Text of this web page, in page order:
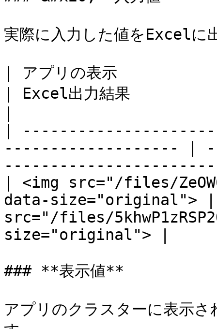
実際に入力した値をExcelに
| アプリの表示
| Excel出力結果
|
------------------- |
| <img src="/files/
data-size="original"> |
src="/files/
size="original"> |
### **表示値**
アプリのクラスターに表示